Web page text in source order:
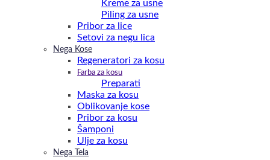
Kreme za usne
Piling za usne
Pribor za lice
Setovi za negu lica
Nega Kose
Regeneratori za kosu
Farba za kosu
Preparati
Maska za kosu
Oblikovanje kose
Pribor za kosu
Šamponi
Ulje za kosu
Nega Tela